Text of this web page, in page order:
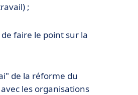
;
faire le point sur la
de la réforme du
avec les organisations